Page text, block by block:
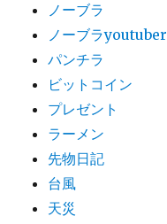
ノーブラ
ノーブラyoutuber
パンチラ
ビットコイン
プレゼント
ラーメン
先物日記
台風
天災